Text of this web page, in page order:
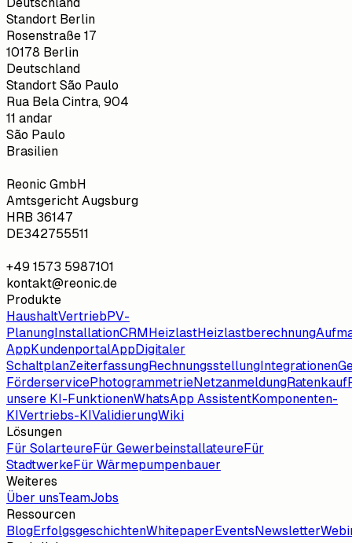
Standort Berlin
Rosenstraße 17
10178 Berlin
Deutschland
Standort São Paulo
Rua Bela Cintra, 904
11 andar
São Paulo
Brasilien
Reonic GmbH
Amtsgericht Augsburg
HRB 36147
DE342755511
+49 1573 5987101
kontakt@reonic.de
Produkte
HaushaltVertriebPV-
PlanungInstallationCRMHeizlastHeizlastberechnung
AppKundenportalAppDigitaler
SchaltplanZeiterfassungRechnungsstellungIntegrationen
FörderservicePhotogrammetrieNetzanmeldungRatenkauf
unsere KI-FunktionenWhatsApp AssistentKomponenten-
KIVertriebs-KIValidierungWiki
Lösungen
Für SolarteureFür GewerbeinstallateureFür
StadtwerkeFür Wärmepumpenbauer
Weiteres
Über unsTeamJobs
Ressourcen
BlogErfolgsgeschichtenWhitepaperEventsNewsletter